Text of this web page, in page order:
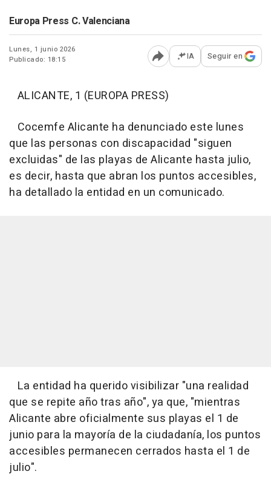
Europa Press C. Valenciana
Lunes, 1 junio 2026
Publicado: 18:15
Abrir opciones para
IA Seguir en
ALICANTE, 1 (EUROPA PRESS)
Cocemfe Alicante ha denunciado este lunes
que las personas con discapacidad "siguen
excluidas" de las playas de Alicante hasta julio,
es decir, hasta que abran los puntos accesibles,
ha detallado la entidad en un comunicado.
La entidad ha querido visibilizar "una realidad
que se repite año tras año", ya que, "mientras
Alicante abre oficialmente sus playas el 1 de
junio para la mayoría de la ciudadanía, los puntos
accesibles permanecen cerrados hasta el 1 de
julio".